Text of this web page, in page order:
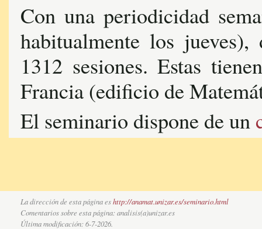
Con una periodicidad
habitualmente los
1312 sesiones. Estas
Francia (edificio de
El seminario dispone de un
La dirección de esta página eshttp://anamat.unizar.es/seminario.html
Comentarios sobre esta página: analisis(a)unizar.es
Última modificación:6-7-2026